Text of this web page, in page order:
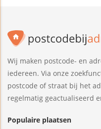
Wij maken postcode- en
iedereen. Via onze
postcode of straat bij het
regelmatig geactualiseerd
Populaire plaatsen